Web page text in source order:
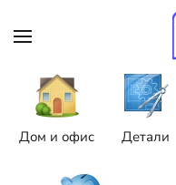
Skip to main content
Дом и офис Детали